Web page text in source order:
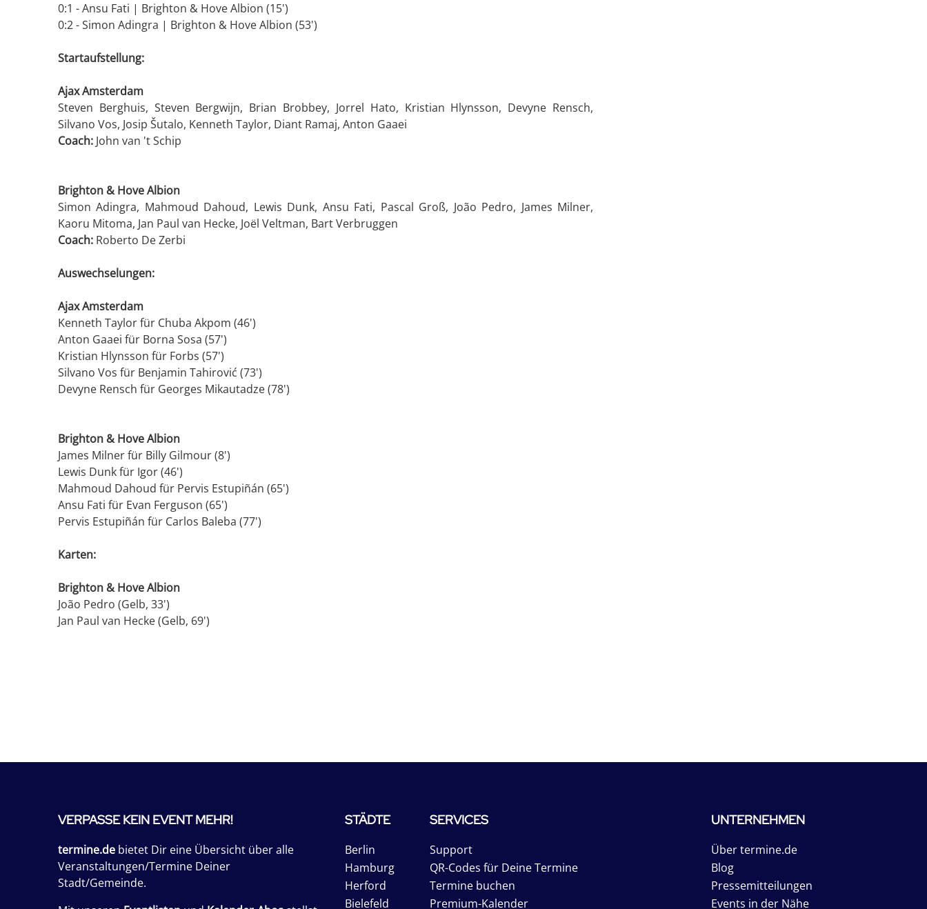
0:1 - Ansu Fati | Brighton & Hove Albion (15')
0:2 - Simon Adingra | Brighton & Hove Albion (53')
Startaufstellung:
Ajax Amsterdam
Steven Berghuis, Steven Bergwijn, Brian Brobbey, Jorrel Hato, Kristian Hlynsson, Devyne Rensch,
Silvano Vos, Josip Šutalo, Kenneth Taylor, Diant Ramaj, Anton Gaaei
Coach: John van 't Schip
Brighton & Hove Albion
Simon Adingra, Mahmoud Dahoud, Lewis Dunk, Ansu Fati, Pascal Groß, João Pedro, James Milner,
Kaoru Mitoma, Jan Paul van Hecke, Joël Veltman, Bart Verbruggen
Coach: Roberto De Zerbi
Auswechselungen:
Ajax Amsterdam
Kenneth Taylor für Chuba Akpom (46')
Anton Gaaei für Borna Sosa (57')
Kristian Hlynsson für Forbs (57')
Silvano Vos für Benjamin Tahirović (73')
Devyne Rensch für Georges Mikautadze (78')
Brighton & Hove Albion
James Milner für Billy Gilmour (8')
Lewis Dunk für Igor (46')
Mahmoud Dahoud für Pervis Estupiñán (65')
Ansu Fati für Evan Ferguson (65')
Pervis Estupiñán für Carlos Baleba (77')
Karten:
Brighton & Hove Albion
João Pedro (Gelb, 33')
Jan Paul van Hecke (Gelb, 69')
VERPASSE KEIN EVENT MEHR!
termine.de bietet Dir eine Übersicht über alle
Veranstaltungen/Termine Deiner
Stadt/Gemeinde.
STÄDTE
Berlin
Hamburg
Herford
Bielefeld
SERVICES
Support
QR-Codes für Deine Termine
Termine buchen
Premium-Kalender
UNTERNEHMEN
Über termine.de
Blog
Pressemitteilungen
Events in der Nähe